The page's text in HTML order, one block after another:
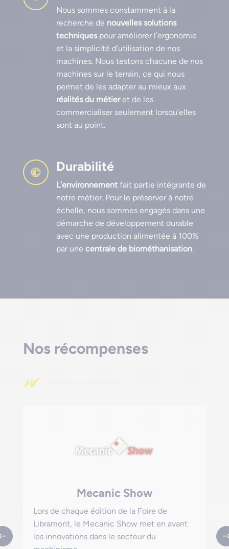
Nous sommes constamment à la
recherche de nouvelles solutions
techniquespour améliorer l’ergonomie
et la simplicité d’utilisation de nos
machines. Nous testons chacune de nos
machines sur le terrain, ce qui nous
permet de les adapter au mieux aux
réalités du métieret de les
commercialiser seulement lorsqu’elles
sont au point.
Durabilité
L’environnementfait partie intégrante de
notre métier. Pour le préserver à notre
échelle, nous sommes engagés dans une
démarche de développement durable
avec une production alimentée à 100%
par une centrale de biométhanisation.
Nos récompenses
Inel d'Or
Remis par le groupe France Agricole, l’Inel
d’Or gratifie chaque année les innovations
dans le secteur de l’élevage.